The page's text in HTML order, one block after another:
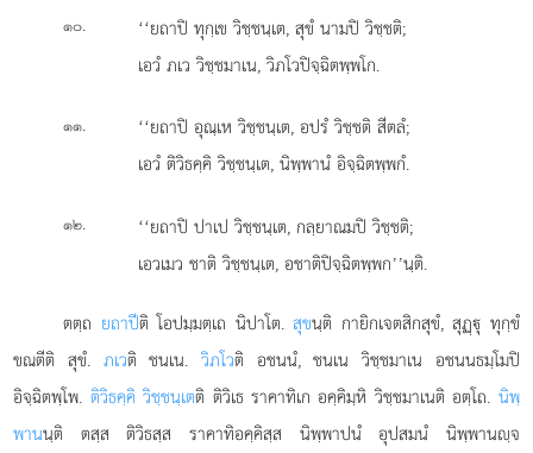
๑๐.
‘‘ยถาปิ ทุกฺเข วิชฺชนฺเต, สุขํ นามปิ วิชฺชติ;
เอวํ ภเว วิชฺชมาเน, วิภโวปิจฺฉิตพฺพโก.
๑๑.
‘‘ยถาปิ อุณฺเห วิชฺชนฺเต, อปรํ วิชฺชติ สีตลํ;
เอวํ ติวิธคฺคิ วิชฺชนฺเต, นิพฺพานํ อิจฺฉิตพฺพกํ.
๑๒.
‘‘ยถาปิ ปาเป วิชฺชนฺเต, กลฺยาณมปิ วิชฺชติ;
เอวเมว ชาติ วิชฺชนฺเต, อชาติปิจฺฉิตพฺพก’’นฺติ.
ตตฺถ ยถาปีติ โอปมฺมตฺเถ นิปาโต.สุขนฺติ กายิกเจตสิกสุขํ, สุฏฺุ ทุกฺขํ
ขณตีติ สุขํ. ภเวติ ชนเน.วิภโวติ อชนนํ, ชนเน วิชฺชมาเน อชนนธมฺโมปิ
อิจฺฉิตพฺโพ. ติวิธคฺคิ วิชฺชนฺเตติ ติวิเธ ราคาทิเก อคฺคิมฺหิ วิชฺชมาเนติ อตฺโถ. นิพฺ
พานนฺติ ตสฺส ติวิธสฺส ราคาทิอคฺคิสฺส นิพฺพาปนํ อุปสมนํ นิพฺพานฺจ